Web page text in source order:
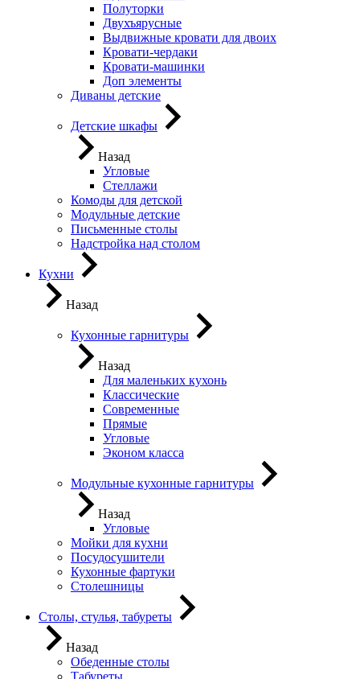
Полуторки
Двухъярусные
Выдвижные кровати для двоих
Кровати-чердаки
Кровати-машинки
Доп элементы
Диваны детские
Детские шкафы
Назад
Угловые
Стеллажи
Комоды для детской
Модульные детские
Письменные столы
Надстройка над столом
Кухни
Назад
Кухонные гарнитуры
Назад
Для маленьких кухонь
Классические
Современные
Прямые
Угловые
Эконом класса
Модульные кухонные гарнитуры
Назад
Угловые
Мойки для кухни
Посудосушители
Кухонные фартуки
Столешницы
Столы, стулья, табуреты
Назад
Обеденные столы
Табуреты